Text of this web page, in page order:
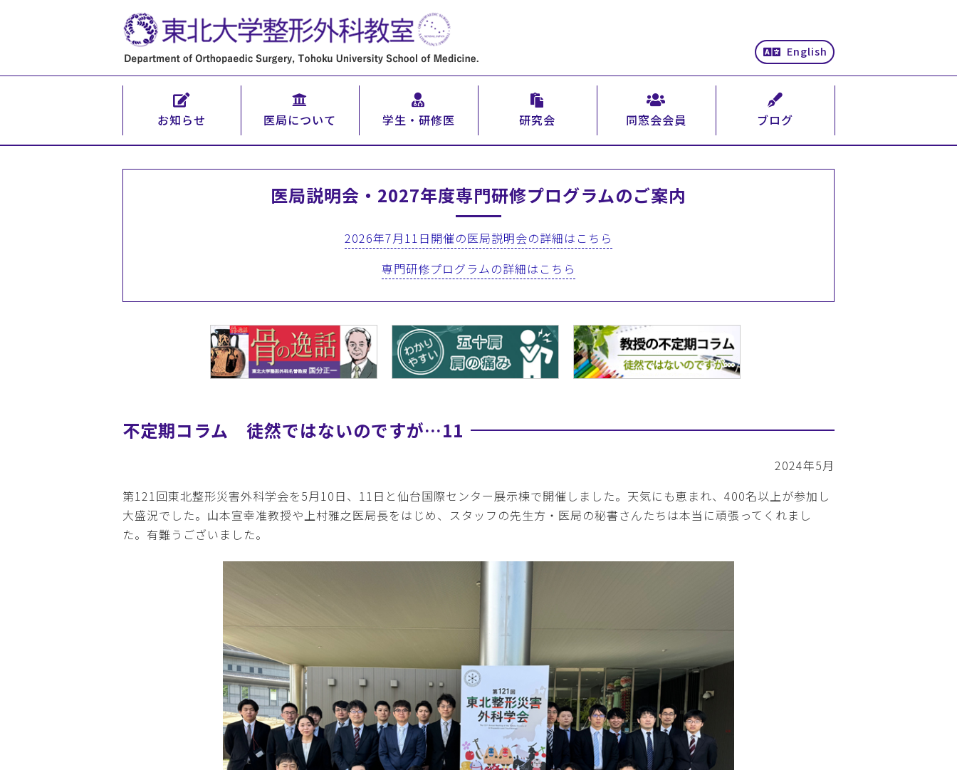
English
お知らせ 医局について 学生・研修医 研究会 同窓会会員 ブログ
医局説明会・2027年度専門研修プログラムのご案内
2026年7月11日開催の医局説明会の詳細はこちら
専門研修プログラムの詳細はこちら
不定期コラム 徒然ではないのですが…11
2024年5月
第121回東北整形災害外科学会を5月10日、11日と仙台国際センター展示棟で開催しました。天気にも恵まれ、400名以上が参加し
大盛況でした。山本宣幸准教授や上村雅之医局長をはじめ、スタッフの先生方・医局の秘書さんたちは本当に頑張ってくれまし
た。有難うございました。